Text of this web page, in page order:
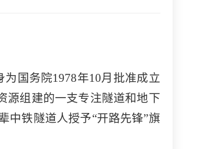
国务院1978年10月批准成立
源组建的一支专注隧道和地下
中铁隧道人授予“开路先锋”旗